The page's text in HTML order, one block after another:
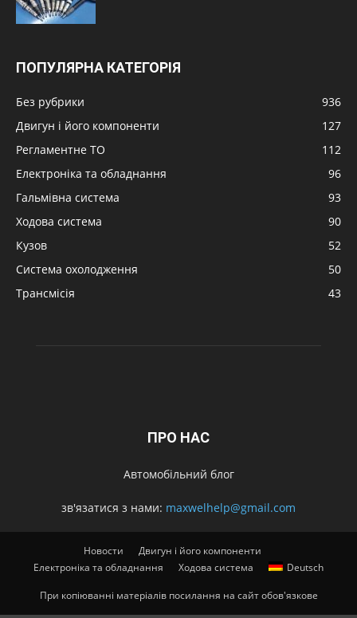
ПОПУЛЯРНА КАТЕГОРІЯ
Без рубрики
936
Двигун і його компоненти
127
Регламентне ТО
112
Електроніка та обладнання
96
Гальмівна система
93
Ходова система
90
Кузов
52
Система охолодження
50
Трансмісія
43
ПРО НАС
Автомобільний блог
зв'язатися з нами: maxwelhelp@gmail.com
Новости
Двигун і його компоненти
Електроніка та обладнання
Ходова система Deutsch
При копіюванні матеріалів посилання на сайт обов'язкове